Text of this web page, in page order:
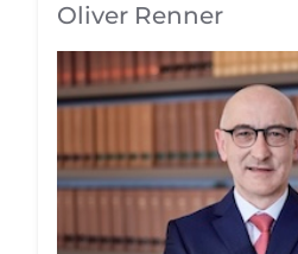
Oliver Renner